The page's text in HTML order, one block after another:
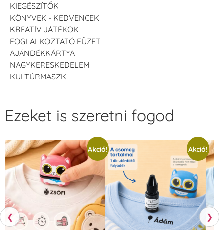
KIEGÉSZÍTŐK
KÖNYVEK - KEDVENCEK
KREATÍV JÁTÉKOK
FOGLALKOZTATÓ FÜZET
AJÁNDÉKKÁRTYA
NAGYKERESKEDELEM
KULTÚRMASZK
❮
Ezeket is szeretni fogod
Akció! Akció!
❯